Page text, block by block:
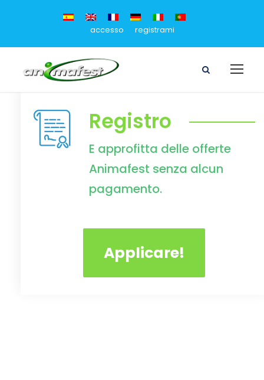
accesso registrami
Registro
E approfitta delle offerte
Animafest senza alcun
pagamento.
Applicare!